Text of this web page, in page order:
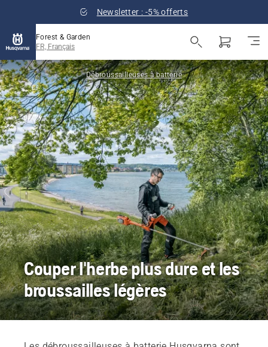
Newsletter : -5% offerts
Forest & Garden
FR, Français
Débroussailleuses à batterie
Couper l'herbe plus dure et les
broussailles légères